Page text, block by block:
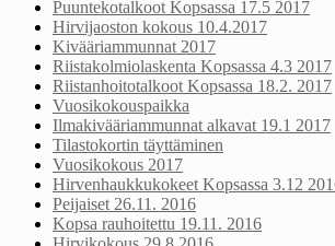
Puuntekotalkoot Kopsassa 17.5 2017
Hirvijaoston kokous 10.4.2017
Kivääriammunnat 2017
Riistakolmiolaskenta Kopsassa 4.3 2017
Riistanhoitotalkoot Kopsassa 18.2. 2017
Vuosikokouspaikka
Ilmakivääriammunnat alkavat 19.1 2017
Tilastokortin täyttäminen
Vuosikokous 2017
Hirvenhaukkukokeet Kopsassa 3.12
Peijaiset 26.11. 2016
Kopsa rauhoitettu 19.11. 2016